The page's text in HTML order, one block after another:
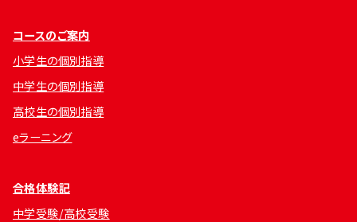
コースのご案内
小学生の個別指導
中学生の個別指導
高校生の個別指導
eラーニング
合格体験記
中学受験/高校受験